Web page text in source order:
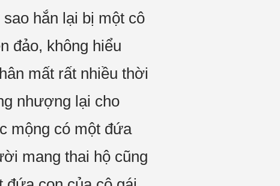
hắn lại bị một cô
đảo, không hiểu
mất rất nhiều thời
nhượng lại cho
mộng có một đứa
mang thai hộ cũng